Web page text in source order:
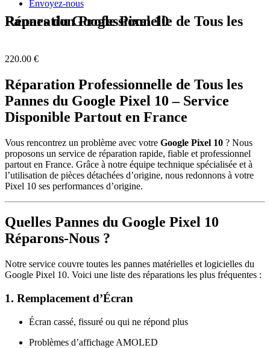
Envoyez-nous
Réparation Professionnelle de Tous les Pannes du Google Pixel 10
220.00 €
Réparation Professionnelle de Tous les
Pannes du Google Pixel 10 – Service
Disponible Partout en France
Vous rencontrez un problème avec votre Google Pixel 10 ? Nous
proposons un service de réparation rapide, fiable et professionnel
partout en France. Grâce à notre équipe technique spécialisée et à
l’utilisation de pièces détachées d’origine, nous redonnons à votre
Pixel 10 ses performances d’origine.
Quelles Pannes du Google Pixel 10
Réparons-Nous ?
Notre service couvre toutes les pannes matérielles et logicielles du
Google Pixel 10. Voici une liste des réparations les plus fréquentes :
1. Remplacement d’Écran
Écran cassé, fissuré ou qui ne répond plus
Problèmes d’affichage AMOLED